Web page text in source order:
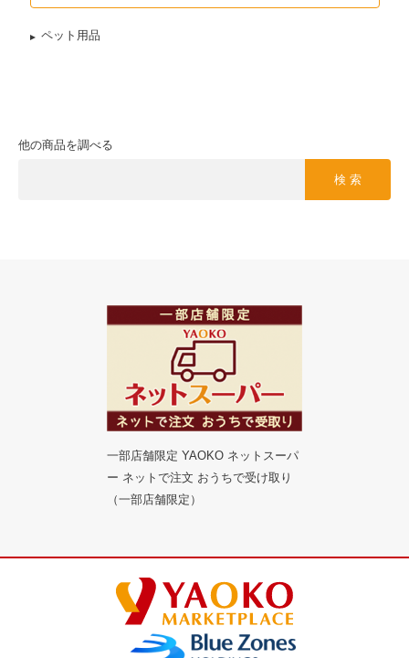
ペット用品
他の商品を調べる
検 索
一部店舗限定 YAOKO ネットスーパ
ー ネットで注文 おうちで受け取り
（一部店舗限定）